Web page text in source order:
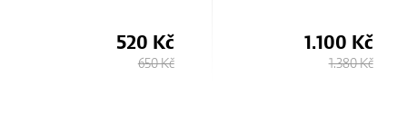
1.100 Kč
1.380 Kč
945 Kč
1.050 Kč